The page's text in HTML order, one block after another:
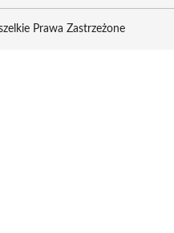
Prawa Zastrzeżone